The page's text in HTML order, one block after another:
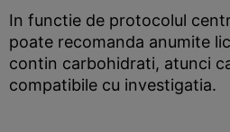
In functie de protocolul
poate recomanda anumite
contin carbohidrati, atunci
compatibile cu investigatia.